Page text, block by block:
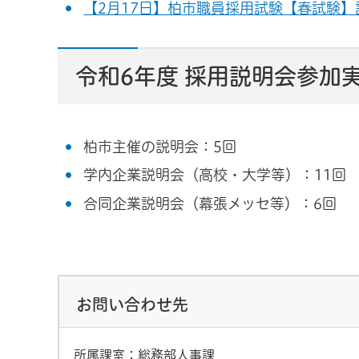
【2月17日】柏市職員採用試験【春試験】
令和6年度 採用説明会参加
柏市主催の説明会：5回
学内企業説明会（高校・大学等）：11回
合同企業説明会（幕張メッセ等）：6回
お問い合わせ先
所属課室：総務部人事課